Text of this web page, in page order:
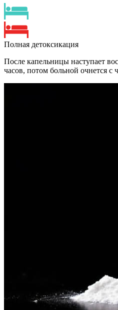
Полная детоксикация
После капельницы наступает
часов, потом больной очнется с